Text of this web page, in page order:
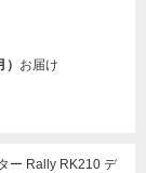
お届け
ー Rally RK210 デ